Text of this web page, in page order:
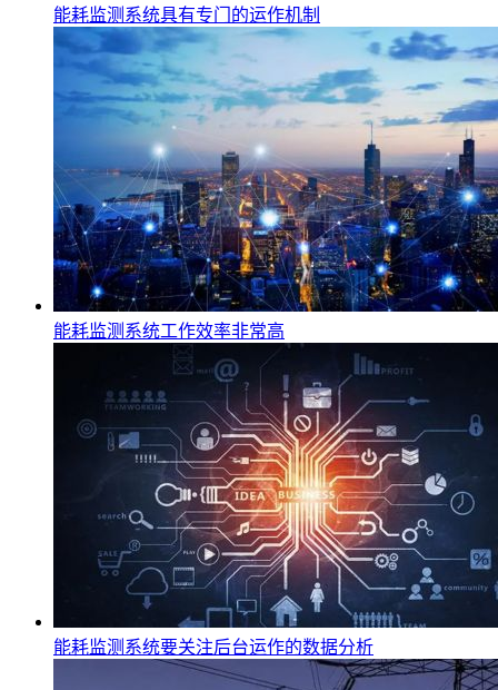
能耗监测系统具有专门的运作机制
能耗监测系统工作效率非常高
能耗监测系统要关注后台运作的数据分析